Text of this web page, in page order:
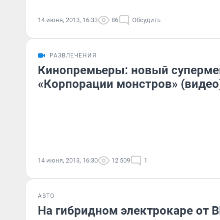
14 июня, 2013, 16:33 86 Обсудить
РАЗВЛЕЧЕНИЯ
Кинопремьеры: новый
«Корпорации монстров»
14 июня, 2013, 16:30 12 509 1
АВТО
На гибридном электрокаре от